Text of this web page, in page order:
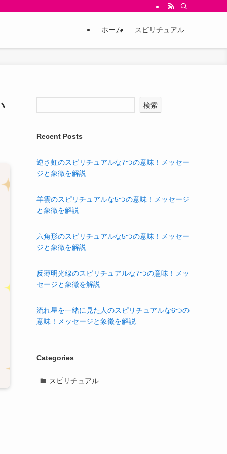
ホーム スピリチュアル
検索
Recent Posts
逆さ虹のスピリチュアルな7つの意味！メッセー
ジと象徴を解説
羊雲のスピリチュアルな5つの意味！メッセージ
と象徴を解説
六角形のスピリチュアルな5つの意味！メッセー
ジと象徴を解説
反薄明光線のスピリチュアルな7つの意味！メッ
セージと象徴を解説
流れ星を一緒に見た人のスピリチュアルな6つの
意味！メッセージと象徴を解説
Categories
スピリチュアル